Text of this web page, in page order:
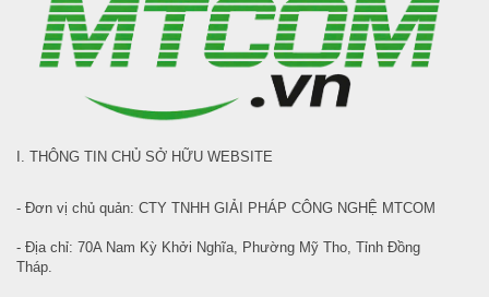
I. THÔNG TIN CHỦ SỞ HỮU WEBSITE
- Đơn vị chủ quản: CTY TNHH GIẢI PHÁP CÔNG NGHỆ MTCOM
- Địa chỉ: 70A Nam Kỳ Khởi Nghĩa, Phường Mỹ Tho, Tỉnh Đồng
Tháp.